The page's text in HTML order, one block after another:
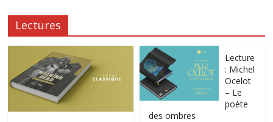
Lectures
Lecture
: Michel
Ocelot
– Le
poète
des ombres